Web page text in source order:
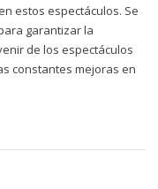
estos espectáculos. Se
garantizar la
de los espectáculos
constantes mejoras en